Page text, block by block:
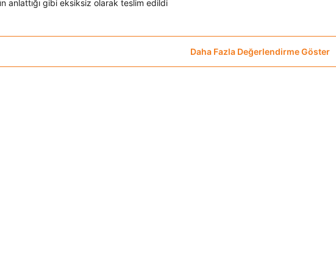
anlattığı gibi eksiksiz olarak teslim edildi
Daha Fazla Değerlendirme Göster